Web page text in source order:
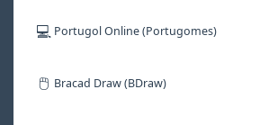
💻 Portugol Online (Portugomes)
🖱️ Bracad Draw (BDraw)